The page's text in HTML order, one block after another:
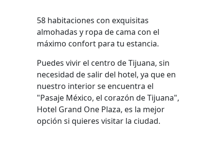
58 habitaciones con exquisitas
almohadas y ropa de cama con el
máximo confort para tu estancia.
Puedes vivir el centro de Tijuana, sin
necesidad de salir del hotel, ya que en
nuestro interior se encuentra el
"Pasaje México, el corazón de Tijuana",
Hotel Grand One Plaza, es la mejor
opción si quieres visitar la ciudad.